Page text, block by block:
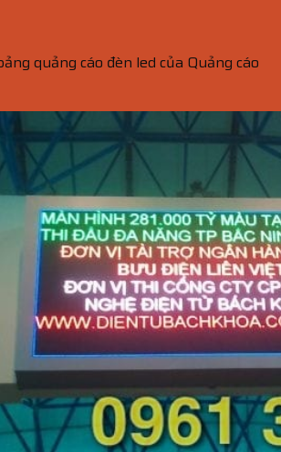
quảng cáo đèn led của Quảng cáo